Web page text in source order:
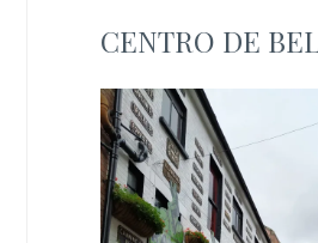
CENTRO DE